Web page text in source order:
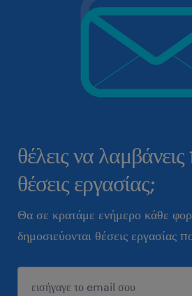
θέλεις να
θέσεις εργασίας;
Θα σε κρατάμε ενήμερο κάθε
δημοσιεύονται θέσεις εργασίας